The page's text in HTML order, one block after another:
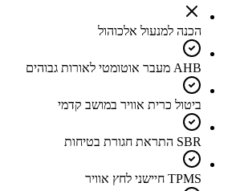
הכנה למנעול אלכוהול
AHB מעבר אוטומטי לאורות גבוהים
ביטול כרית אוויר במושב קדמי
SBR התראת חגורת בטיחות
TPMS חיישני לחץ אוויר